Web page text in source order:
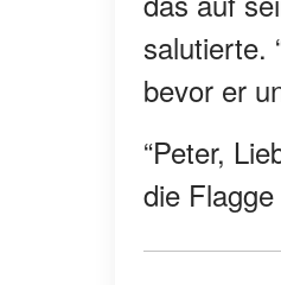
salutierte.
bevor er
“Peter,
die